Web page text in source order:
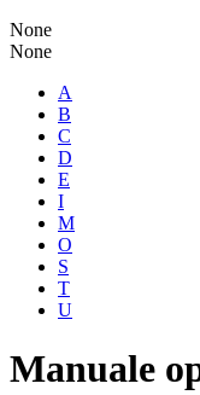
None
None
A
B
C
D
E
I
M
O
S
T
U
Manuale